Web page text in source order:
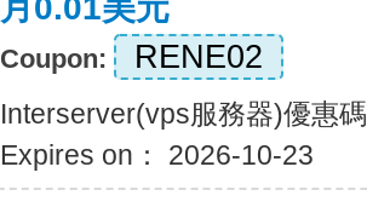
月0.01美元
Coupon: RENE02
Interserver(vps服務器)優惠
Expires on： 2026-10-23